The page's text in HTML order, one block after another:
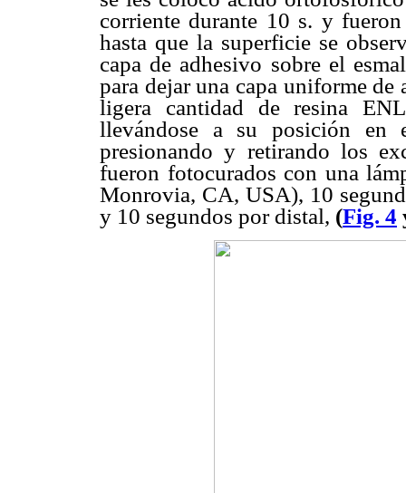
corriente durante 10 s. y
hasta que la superficie se
capa de adhesivo sobre el
para dejar una capa uniforme
ligera cantidad de resina
llevándose a su posición
presionando y retirando los
fueron fotocurados con una
Monrovia, CA, USA), 10
y 10 segundos por distal, (Fig. 4